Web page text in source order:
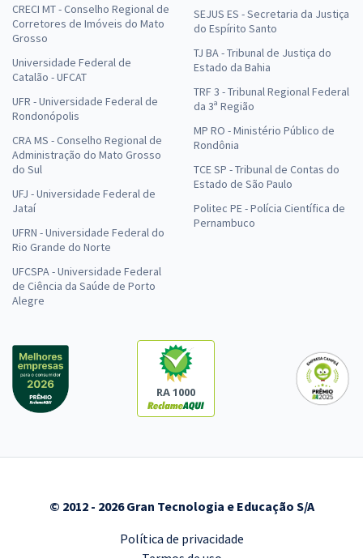
CRECI MT - Conselho Regional de
Corretores de Imóveis do Mato
Grosso
Universidade Federal de
Catalão - UFCAT
UFR - Universidade Federal de
Rondonópolis
CRA MS - Conselho Regional de
Administração do Mato Grosso
do Sul
UFJ - Universidade Federal de
Jataí
UFRN - Universidade Federal do
Rio Grande do Norte
UFCSPA - Universidade Federal
de Ciência da Saúde de Porto
Alegre
SEJUS ES - Secretaria da Justiça
do Espírito Santo
TJ BA - Tribunal de Justiça do
Estado da Bahia
TRF 3 - Tribunal Regional Federal
da 3ª Região
MP RO - Ministério Público de
Rondônia
TCE SP - Tribunal de Contas do
Estado de São Paulo
Politec PE - Polícia Científica de
Pernambuco
RA 1000
© 2012 - 2026 Gran Tecnologia e Educação S/A
Política de privacidade